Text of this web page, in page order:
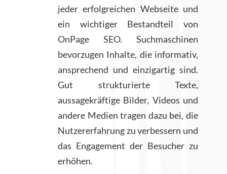
jeder erfolgreichen Webseite und
ein wichtiger Bestandteil von
OnPage SEO. Suchmaschinen
bevorzugen Inhalte, die informativ,
ansprechend und einzigartig sind.
Gut strukturierte Texte,
aussagekräftige Bilder, Videos und
andere Medien tragen dazu bei, die
Nutzererfahrung zu verbessern und
das Engagement der Besucher zu
erhöhen.